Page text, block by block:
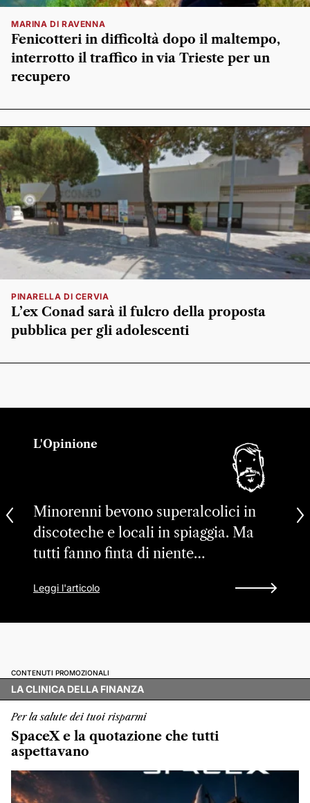
MARINA DI RAVENNA
Fenicotteri in difficoltà dopo il maltempo,
interrotto il traffico in via Trieste per un
recupero
PINARELLA DI CERVIA
L’ex Conad sarà il fulcro della proposta
pubblica per gli adolescenti
L'Opinione
Minorenni bevono superalcolici in
discoteche e locali in spiaggia. Ma
tutti fanno finta di niente…
Leggi l'articolo
CONTENUTI PROMOZIONALI
LA CLINICA DELLA FINANZA
Per la salute dei tuoi risparmi
SpaceX e la quotazione che tutti
aspettavano